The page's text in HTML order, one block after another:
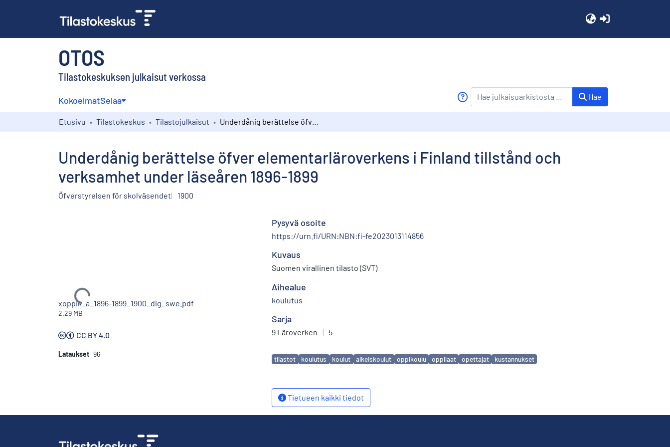
OTOS
Tilastokeskuksen julkaisut verkossa
KokoelmatSelaa Hae
Etusivu Tilastokeskus Tilastojulkaisut
Underdånig berättelse öfver elementarläroverkens i Finland tillstånd och
verksamhet under läseåren 1896-1899
Öfverstyrelsen för skolväsendet 1900
Ladataan...
xoppik_a_1896-1899_1900_dig_swe.pdf
2.29 MB
CC BY 4.0
Lataukset 96
Pysyvä osoite
https://urn.fi/URN:NBN:fi-fe2023013114856
Kuvaus
Suomen virallinen tilasto (SVT)
Aihealue
koulutus
Sarja
9 Läroverken | 5
Avainsanat
tilastot koulutus koulut alkeiskoulut oppikoulu oppilaat opettajat kustannukset
Tietueen kaikki tiedot